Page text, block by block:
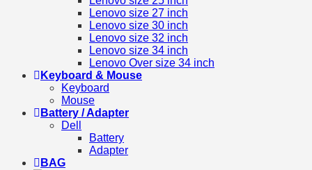
Lenovo size 27 inch
Lenovo size 30 inch
Lenovo size 32 inch
Lenovo size 34 inch
Lenovo Over size 34 inch
Keyboard & Mouse
Keyboard
Mouse
Battery / Adapter
Dell
Battery
Adapter
BAG